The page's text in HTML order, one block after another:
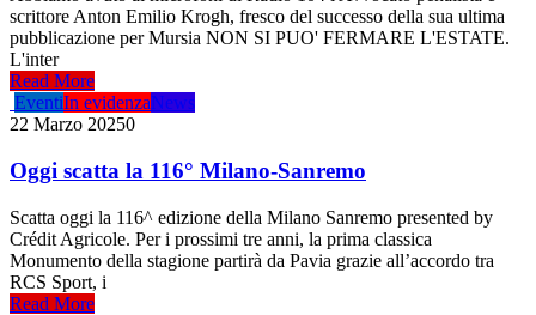
scrittore Anton Emilio Krogh, fresco del successo della sua ultima
pubblicazione per Mursia NON SI PUO' FERMARE L'ESTATE.
L'inter
Read More
EventiIn evidenzaNews
22 Marzo 20250
Oggi scatta la 116° Milano-Sanremo
Scatta oggi la 116^ edizione della Milano Sanremo presented by
Crédit Agricole. Per i prossimi tre anni, la prima classica
Monumento della stagione partirà da Pavia grazie all’accordo tra
RCS Sport, i
Read More